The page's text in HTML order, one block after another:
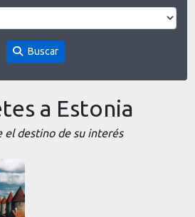
Buscar
a Estonia
el destino de su interés